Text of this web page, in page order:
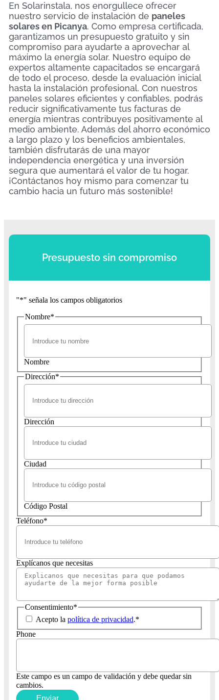
En Solarinstala, nos enorgullece ofrecer
nuestro servicio de instalación de paneles
solares en Picanya. Como empresa certificada,
garantizamos un presupuesto gratuito y sin
compromiso para ayudarte a aprovechar al
máximo la energía solar. Nuestro equipo de
expertos altamente capacitados se encargará
de todo el proceso, desde la evaluación inicial
hasta la instalación profesional. Con nuestros
paneles solares eficientes y confiables, podrás
reducir significativamente tus facturas de
energía mientras contribuyes positivamente al
medio ambiente. Además del ahorro económico
a largo plazo y los beneficios ambientales,
también disfrutarás de una mayor
independencia energética y una inversión
segura que aumentará el valor de tu hogar.
¡Contáctanos hoy mismo para comenzar tu
cambio hacia un futuro más sostenible!
Presupuesto sin compromiso
"*" señala los campos obligatorios
Nombre*
Nombre
Dirección*
Dirección
Ciudad
Código Postal
Teléfono*
Explícanos que necesitas
Consentimiento*
Acepto la política de privacidad.*
Phone
Este campo es un campo de validación y debe quedar sin
cambios.